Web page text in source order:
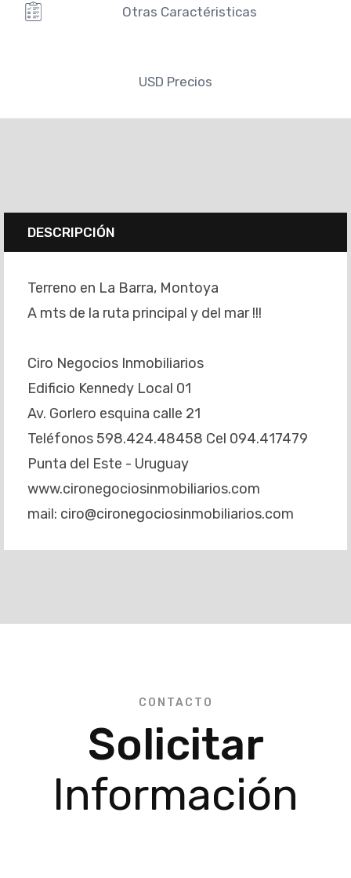
Otras Caractéristicas
USD Precios
DESCRIPCIÓN
Terreno en La Barra, Montoya
A mts de la ruta principal y del mar !!!
Ciro Negocios Inmobiliarios
Edificio Kennedy Local 01
Av. Gorlero esquina calle 21
Teléfonos 598.424.48458 Cel 094.417479
Punta del Este - Uruguay
www.cironegociosinmobiliarios.com
mail: ciro@cironegociosinmobiliarios.com
CONTACTO
Solicitar
Información